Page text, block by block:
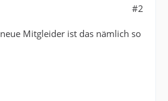
#2
Mitgleider ist das nämlich so